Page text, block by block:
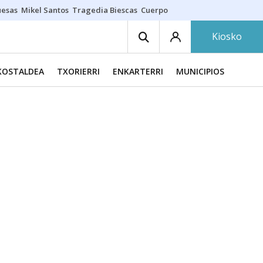
Mikel Santos Tragedia Biescas Cuerpo ría
Kiosko
TXORIERRI ENKARTERRI MUNICIPIOS